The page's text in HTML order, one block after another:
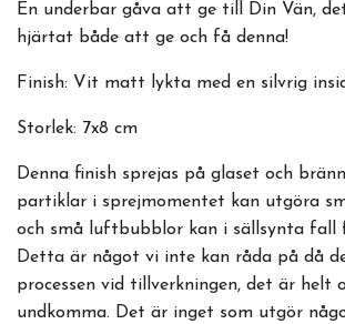
En underbar gåva att ge till Din Vän,
hjärtat både att ge och få denna!
Finish: Vit matt lykta med en silvrig
Storlek: 7x8 cm
Denna finish sprejas på glaset och
partiklar i sprejmomentet kan utgöra
och små luftbubblor kan i sällsynta fall
Detta är något vi inte kan råda på då
processen vid tillverkningen, det är helt
undkomma. Det är inget som utgör